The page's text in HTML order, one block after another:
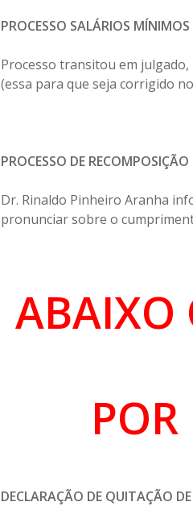
PROCESSO SALÁRIOS MÍNIMOS
Processo transitou em
(essa para que seja corrigido
PROCESSO DE
Dr. Rinaldo Pinheiro Aranha
pronunciar sobre o
ABAIXO
DECLARAÇÃO DE QUITAÇÃO